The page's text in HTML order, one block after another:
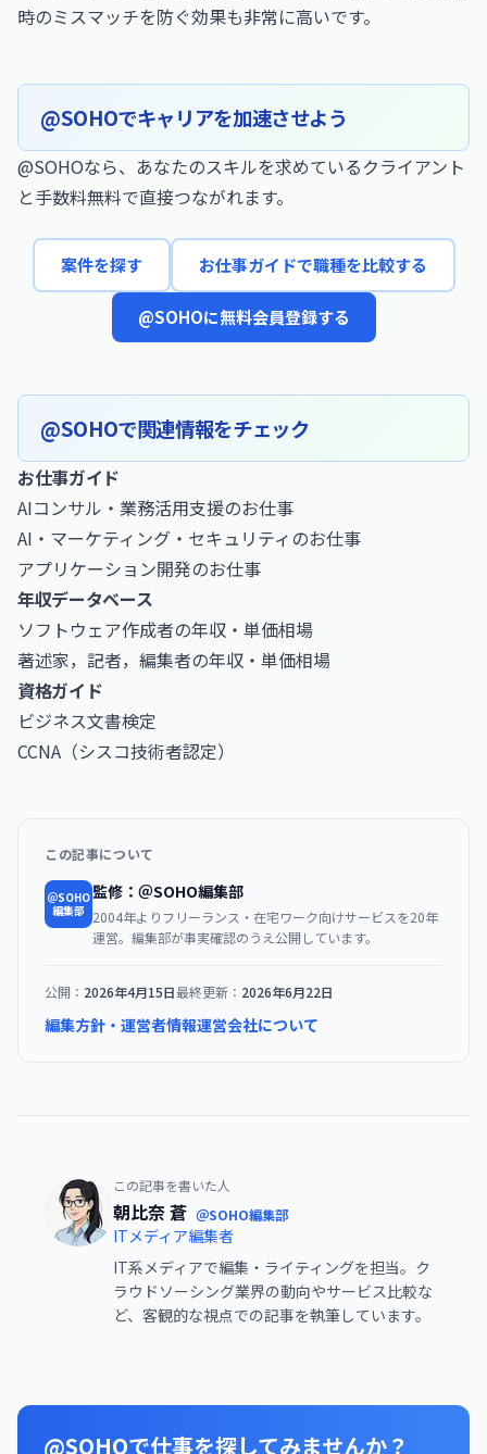
時のミスマッチを防ぐ効果も非常に高いです。
@SOHOでキャリアを加速させよう
@SOHOなら、あなたのスキルを求めているクライアント
と手数料無料で直接つながれます。
案件を探す お仕事ガイドで職種を比較する
@SOHOに無料会員登録する
@SOHOで関連情報をチェック
お仕事ガイド
AIコンサル・業務活用支援のお仕事
AI・マーケティング・セキュリティのお仕事
アプリケーション開発のお仕事
年収データベース
ソフトウェア作成者の年収・単価相場
著述家，記者，編集者の年収・単価相場
資格ガイド
ビジネス文書検定
CCNA（シスコ技術者認定）
この記事について
＠SOHO
編集部
監修：＠SOHO編集部
2004年よりフリーランス・在宅ワーク向けサービスを20年
運営。編集部が事実確認のうえ公開しています。
公開： 2026年4月15日最終更新： 2026年6月22日
編集方針・運営者情報運営会社について
この記事を書いた人
朝比奈 蒼 ＠SOHO編集部
ITメディア編集者
IT系メディアで編集・ライティングを担当。ク
ラウドソーシング業界の動向やサービス比較な
ど、客観的な視点での記事を執筆しています。
@SOHOで仕事を探してみませんか？